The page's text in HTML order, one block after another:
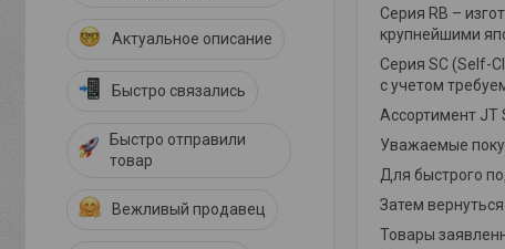
Серия RB –
крупнейшими
Серия SC (Self-
с учетом
Ассортимент JT
Уважаемые
Для быстрого
Затем
Товары
Актуальное описание
Быстро связались
Быстро отправили
товар
Вежливый продавец